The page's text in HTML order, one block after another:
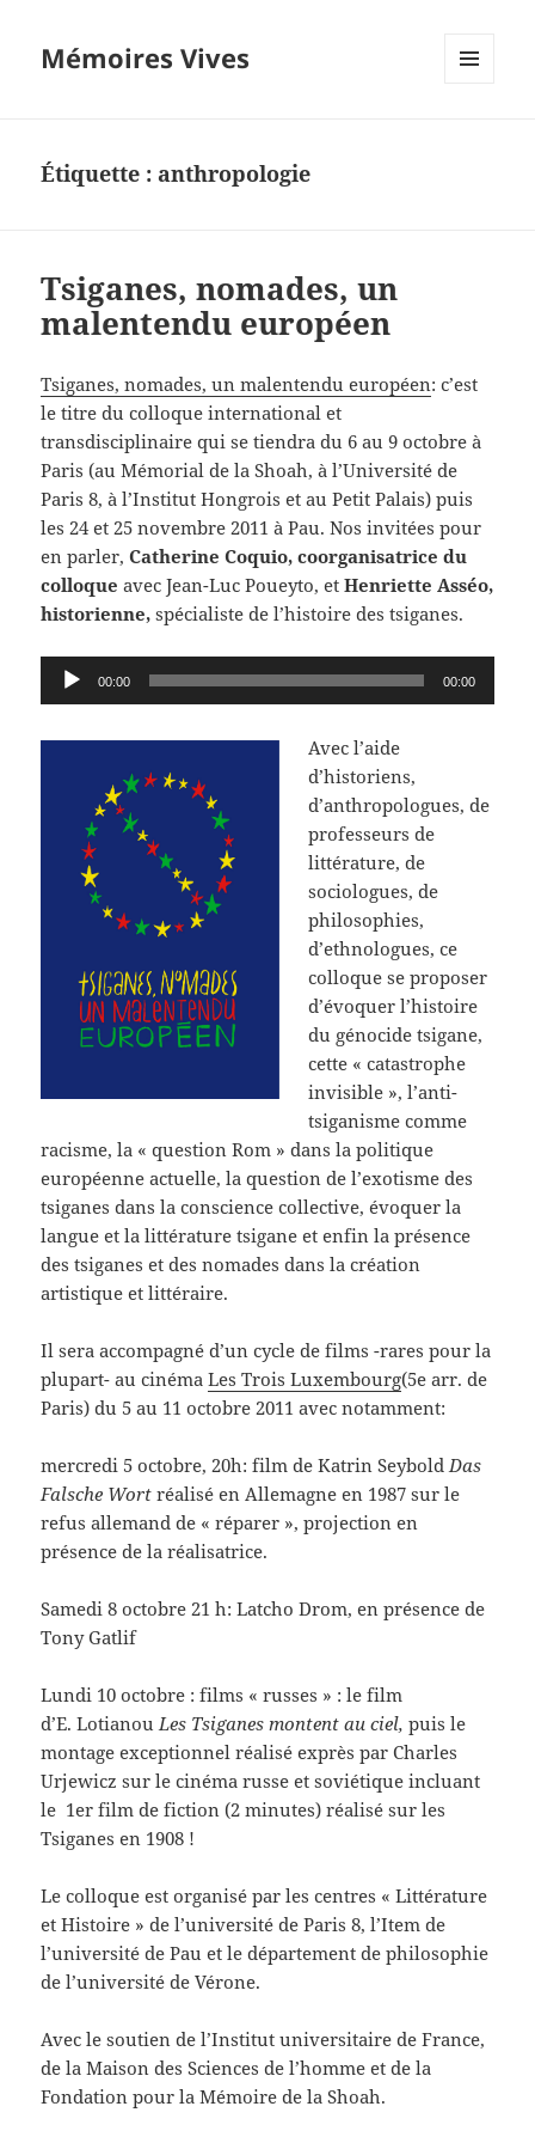
Mémoires Vives
Étiquette : anthropologie
Tsiganes, nomades, un
malentendu européen
Tsiganes, nomades, un malentendu européen: c’est
le titre du colloque international et
transdisciplinaire qui se tiendra du 6 au 9 octobre à
Paris (au Mémorial de la Shoah, à l’Université de
Paris 8, à l’Institut Hongrois et au Petit Palais) puis
les 24 et 25 novembre 2011 à Pau. Nos invitées pour
en parler,Catherine Coquio, coorganisatrice du
colloque avec Jean-Luc Poueyto, etHenriette Asséo,
historienne, spécialiste de l’histoire des tsiganes.
Lecteur
audio
00:00 00:00
Avec l’aide
d’historiens,
d’anthropologues, de
professeurs de
littérature, de
sociologues, de
philosophies,
d’ethnologues, ce
colloque se proposer
d’évoquer l’histoire
du génocide tsigane,
cette « catastrophe
invisible », l’anti-
tsiganisme comme
racisme, la « question Rom » dans la politique
européenne actuelle, la question de l’exotisme des
tsiganes dans la conscience collective, évoquer la
langue et la littérature tsigane et enfin la présence
des tsiganes et des nomades dans la création
artistique et littéraire.
Il sera accompagné d’un cycle de films -rares pour la
plupart- au cinémaLes Trois Luxembourg(5e arr. de
Paris) du 5 au 11 octobre 2011 avec notamment:
mercredi 5 octobre, 20h: film de Katrin SeyboldDas
Falsche Wort réalisé en Allemagne en 1987 sur le
refus allemand de « réparer », projection en
présence de la réalisatrice.
Samedi 8 octobre 21 h: Latcho Drom, en présence de
Tony Gatlif
Lundi 10 octobre : films « russes » : le film
d’E. LotianouLes Tsiganes montent au ciel, puis le
montage exceptionnel réalisé exprès par Charles
Urjewicz sur le cinéma russe et soviétique incluant
le 1er film de fiction (2 minutes) réalisé sur les
Tsiganes en 1908 !
Le colloque est organisé par les centres « Littérature
et Histoire » de l’université de Paris 8, l’Item de
l’université de Pau et le département de philosophie
de l’université de Vérone.
Avec le soutien de l’Institut universitaire de France,
de la Maison des Sciences de l’homme et de la
Fondation pour la Mémoire de la Shoah.